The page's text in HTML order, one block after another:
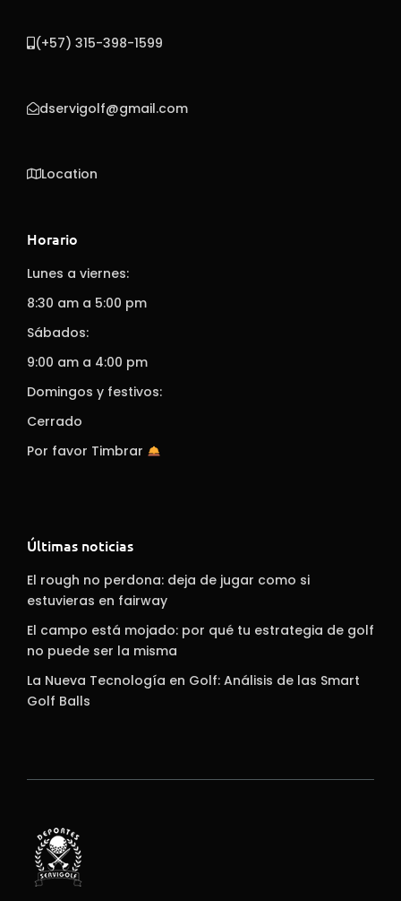
(+57) 315-398-1599
dservigolf@gmail.com
Location
Horario
Lunes a viernes:
8:30 am a 5:00 pm
Sábados:
9:00 am a 4:00 pm
Domingos y festivos:
Cerrado
Por favor Timbrar
Últimas noticias
El rough no perdona: deja de jugar como si
estuvieras en fairway
El campo está mojado: por qué tu estrategia de golf
no puede ser la misma
La Nueva Tecnología en Golf: Análisis de las Smart
Golf Balls